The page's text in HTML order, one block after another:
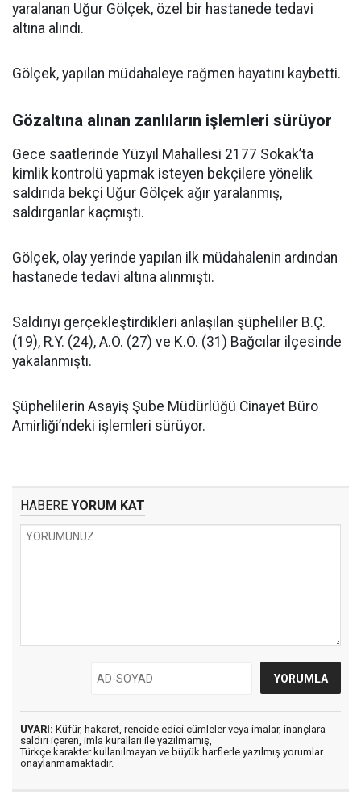
yaralanan Uğur Gölçek, özel bir hastanede tedavi
altına alındı.
Gölçek, yapılan müdahaleye rağmen hayatını kaybetti.
Gözaltına alınan zanlıların işlemleri sürüyor
Gece saatlerinde Yüzyıl Mahallesi 2177 Sokak’ta
kimlik kontrolü yapmak isteyen bekçilere yönelik
saldırıda bekçi Uğur Gölçek ağır yaralanmış,
saldırganlar kaçmıştı.
Gölçek, olay yerinde yapılan ilk müdahalenin ardından
hastanede tedavi altına alınmıştı.
Saldırıyı gerçekleştirdikleri anlaşılan şüpheliler B.Ç.
(19), R.Y. (24), A.Ö. (27) ve K.Ö. (31) Bağcılar ilçesinde
yakalanmıştı.
Şüphelilerin Asayiş Şube Müdürlüğü Cinayet Büro
Amirliği’ndeki işlemleri sürüyor.
HABERE YORUM KAT
UYARI: Küfür, hakaret, rencide edici cümleler veya imalar, inançlara
saldırı içeren, imla kuralları ile yazılmamış,
Türkçe karakter kullanılmayan ve büyük harflerle yazılmış yorumlar
onaylanmamaktadır.